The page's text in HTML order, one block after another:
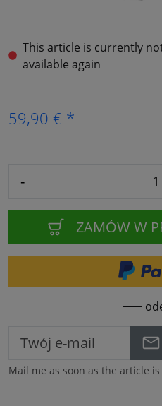
This article is currently
available again
59,90 € *
-
ZAMÓW W
Mail me as soon as the article